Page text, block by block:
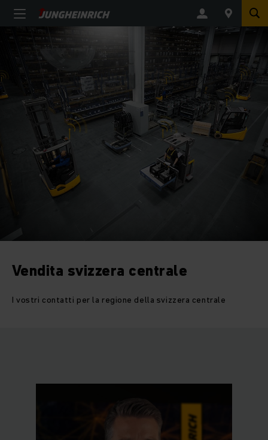
Vendita svizzera centrale
I vostri contatti per la regione della svizzera centrale